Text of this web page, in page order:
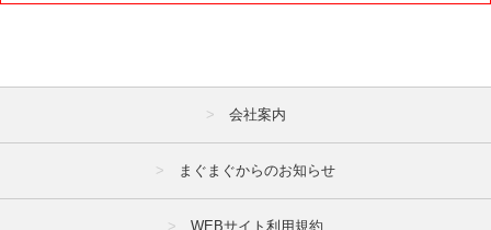
会社案内
まぐまぐからのお知らせ
WEBサイト利用規約